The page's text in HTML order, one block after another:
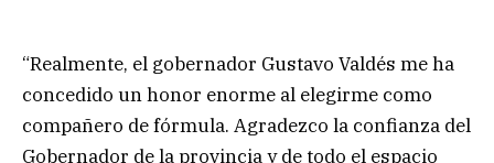
“Realmente, el gobernador Gustavo Valdés me ha
concedido un honor enorme al elegirme como
compañero de fórmula. Agradezco la confianza del
Gobernador de la provincia y de todo el espacio